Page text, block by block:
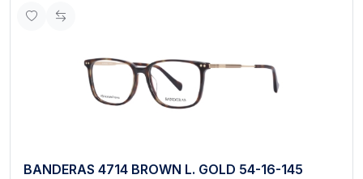
BANDERAS 4714 BROWN L. GOLD 54-16-145